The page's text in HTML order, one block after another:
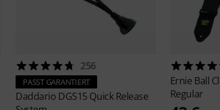
256
PASST GARANTIERT
Daddario DGS15 Quick Release
Ernie Ball
Regular